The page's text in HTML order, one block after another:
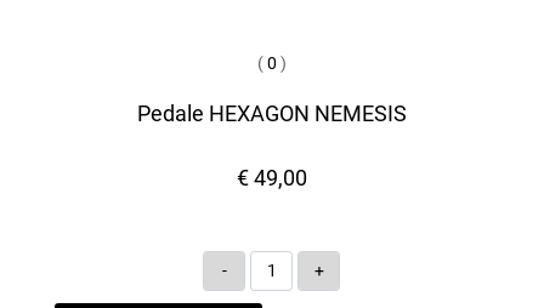
(0 )
Pedale HEXAGON NEMESIS
€ 49,00
Quantità